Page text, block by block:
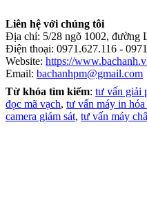
Liên hệ với chúng tôi
Địa chỉ: 5/28 ngõ 1002, đường
Điện thoại: 0971.627.116 -
Website: https://
Email: bachanhpm@gmail.com
Từ khóa tìm kiếm: tư vấn giải
đọc mã vạch, tư vấn máy in
camera giám sát, tư vấn máy